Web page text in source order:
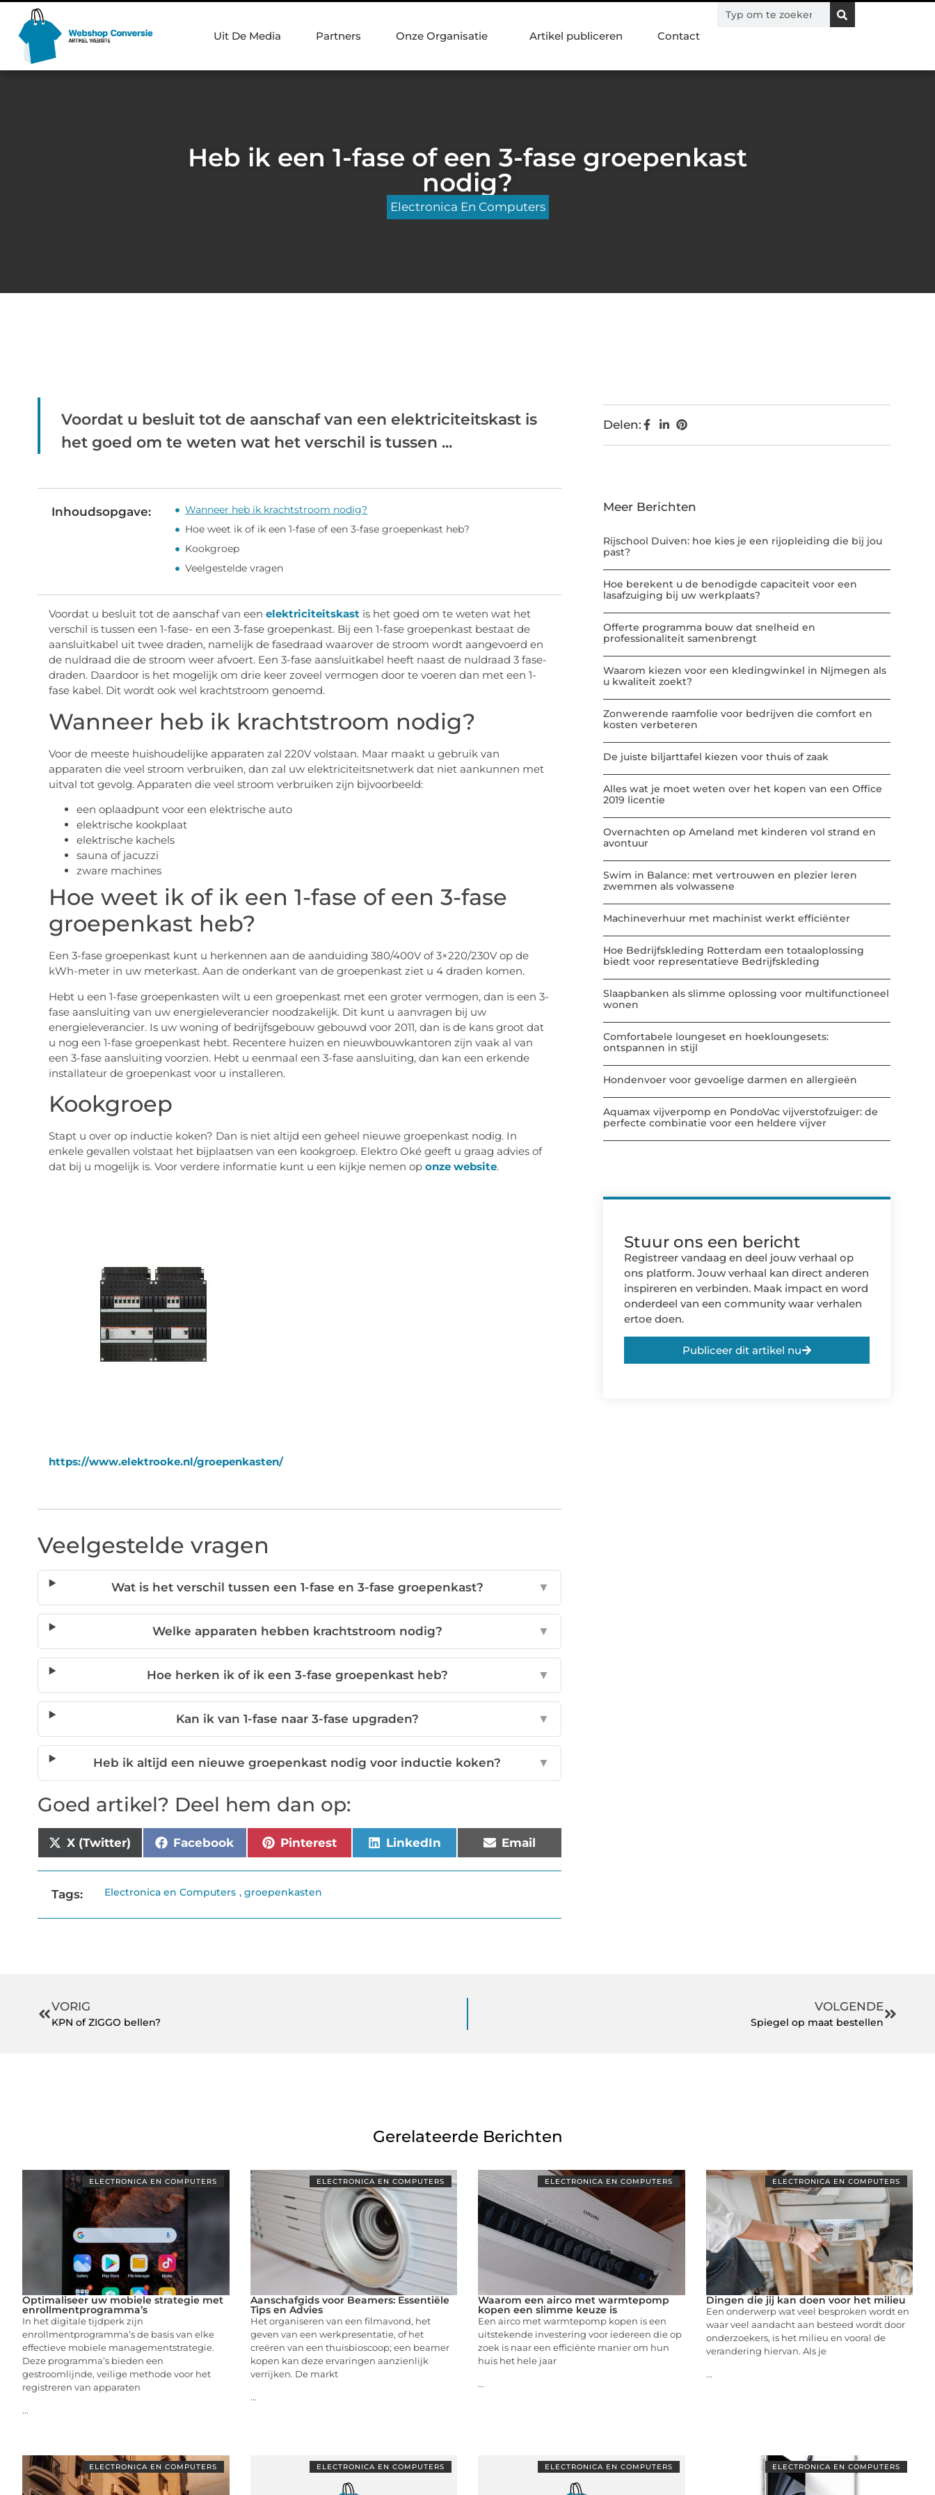
Uit De Media Partners Onze Organisatie Artikel publiceren Contact
Heb ik een 1-fase of een 3-fase groepenkast
nodig?
Electronica En Computers
Voordat u besluit tot de aanschaf van een elektriciteitskast is
het goed om te weten wat het verschil is tussen ...
Inhoudsopgave:
Wanneer heb ik krachtstroom nodig?
Hoe weet ik of ik een 1-fase of een 3-fase groepenkast heb?
Kookgroep
Veelgestelde vragen
Voordat u besluit tot de aanschaf van een elektriciteitskastis het goed om te weten wat het
verschil is tussen een 1-fase- en een 3-fase groepenkast. Bij een 1-fase groepenkast bestaat de
aansluitkabel uit twee draden, namelijk de fasedraad waarover de stroom wordt aangevoerd en
de nuldraad die de stroom weer afvoert. Een 3-fase aansluitkabel heeft naast de nuldraad 3 fase-
draden. Daardoor is het mogelijk om drie keer zoveel vermogen door te voeren dan met een 1-
fase kabel. Dit wordt ook wel krachtstroom genoemd.
Wanneer heb ik krachtstroom nodig?
Voor de meeste huishoudelijke apparaten zal 220V volstaan. Maar maakt u gebruik van
apparaten die veel stroom verbruiken, dan zal uw elektriciteitsnetwerk dat niet aankunnen met
uitval tot gevolg. Apparaten die veel stroom verbruiken zijn bijvoorbeeld:
een oplaadpunt voor een elektrische auto
elektrische kookplaat
elektrische kachels
sauna of jacuzzi
zware machines
Hoe weet ik of ik een 1-fase of een 3-fase
groepenkast heb?
Een 3-fase groepenkast kunt u herkennen aan de aanduiding 380/400V of 3×220/230V op de
kWh-meter in uw meterkast. Aan de onderkant van de groepenkast ziet u 4 draden komen.
Hebt u een 1-fase groepenkasten wilt u een groepenkast met een groter vermogen, dan is een 3-
fase aansluiting van uw energieleverancier noodzakelijk. Dit kunt u aanvragen bij uw
energieleverancier. Is uw woning of bedrijfsgebouw gebouwd voor 2011, dan is de kans groot dat
u nog een 1-fase groepenkast hebt. Recentere huizen en nieuwbouwkantoren zijn vaak al van
een 3-fase aansluiting voorzien. Hebt u eenmaal een 3-fase aansluiting, dan kan een erkende
installateur de groepenkast voor u installeren.
Kookgroep
Stapt u over op inductie koken? Dan is niet altijd een geheel nieuwe groepenkast nodig. In
enkele gevallen volstaat het bijplaatsen van een kookgroep. Elektro Oké geeft u graag advies of
dat bij u mogelijk is. Voor verdere informatie kunt u een kijkje nemen op onze website.
https://www.elektrooke.nl/groepenkasten/
Veelgestelde vragen
Wat is het verschil tussen een 1-fase en 3-fase groepenkast? ▼
Welke apparaten hebben krachtstroom nodig? ▼
Hoe herken ik of ik een 3-fase groepenkast heb? ▼
Kan ik van 1-fase naar 3-fase upgraden? ▼
Heb ik altijd een nieuwe groepenkast nodig voor inductie koken? ▼
Goed artikel? Deel hem dan op:
X (Twitter) Facebook Pinterest LinkedIn Email
Tags: Electronica en Computers ,groepenkasten
Delen:
Meer Berichten
Rijschool Duiven: hoe kies je een rijopleiding die bij jou
past?
Hoe berekent u de benodigde capaciteit voor een
lasafzuiging bij uw werkplaats?
Offerte programma bouw dat snelheid en
professionaliteit samenbrengt
Waarom kiezen voor een kledingwinkel in Nijmegen als
u kwaliteit zoekt?
Zonwerende raamfolie voor bedrijven die comfort en
kosten verbeteren
De juiste biljarttafel kiezen voor thuis of zaak
Alles wat je moet weten over het kopen van een Office
2019 licentie
Overnachten op Ameland met kinderen vol strand en
avontuur
Swim in Balance: met vertrouwen en plezier leren
zwemmen als volwassene
Machineverhuur met machinist werkt efficiënter
Hoe Bedrijfskleding Rotterdam een totaaloplossing
biedt voor representatieve Bedrijfskleding
Slaapbanken als slimme oplossing voor multifunctioneel
wonen
Comfortabele loungeset en hoekloungesets:
ontspannen in stijl
Hondenvoer voor gevoelige darmen en allergieën
Aquamax vijverpomp en PondoVac vijverstofzuiger: de
perfecte combinatie voor een heldere vijver
Stuur ons een bericht
Registreer vandaag en deel jouw verhaal op
ons platform. Jouw verhaal kan direct anderen
inspireren en verbinden. Maak impact en word
onderdeel van een community waar verhalen
ertoe doen.
Publiceer dit artikel nu
VORIG
KPN of ZIGGO bellen?
VOLGENDE
Spiegel op maat bestellen
Gerelateerde Berichten
ELECTRONICA EN COMPUTERS
Optimaliseer uw mobiele strategie met
enrollmentprogramma’s
In het digitale tijdperk zijn
enrollmentprogramma’s de basis van elke
effectieve mobiele managementstrategie.
Deze programma’s bieden een
gestroomlijnde, veilige methode voor het
registreren van apparaten
...
ELECTRONICA EN COMPUTERS
Aanschafgids voor Beamers: Essentiële
Tips en Advies
Het organiseren van een filmavond, het
geven van een werkpresentatie, of het
creëren van een thuisbioscoop; een beamer
kopen kan deze ervaringen aanzienlijk
verrijken. De markt
...
ELECTRONICA EN COMPUTERS
Waarom een airco met warmtepomp
kopen een slimme keuze is
Een airco met warmtepomp kopen is een
uitstekende investering voor iedereen die op
zoek is naar een efficiënte manier om hun
huis het hele jaar
...
ELECTRONICA EN COMPUTERS
Dingen die jij kan doen voor het milieu
Een onderwerp wat veel besproken wordt en
waar veel aandacht aan besteed wordt door
onderzoekers, is het milieu en vooral de
verandering hiervan. Als je
...
ELECTRONICA EN COMPUTERS ELECTRONICA EN COMPUTERS ELECTRONICA EN COMPUTERS ELECTRONICA EN COMPUTERS